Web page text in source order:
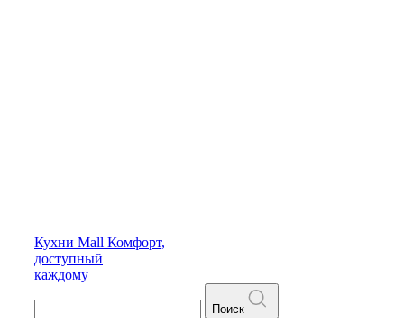
Кухни Mall Комфорт,
доступный
каждому
Поиск